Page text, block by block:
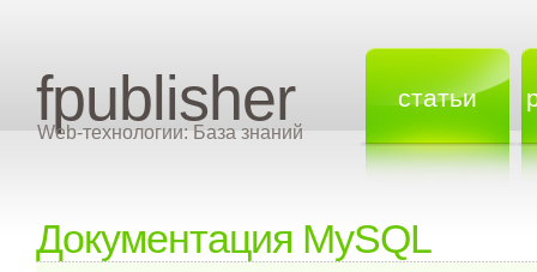
fpublisher
Web-технологии: База знаний
статьи
Документация MySQL